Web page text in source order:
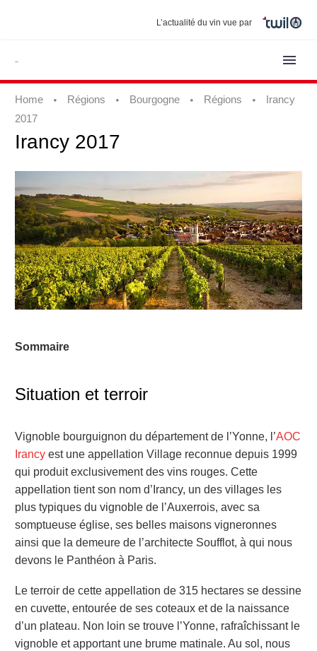
L’actualité du vin vue par
Home Régions Bourgogne Régions
Irancy
2017
Irancy 2017
Sommaire
Situation et terroir
Vignoble bourguignon du département de l’Yonne, l’AOC
Irancy est une appellation Village reconnue depuis 1999
qui produit exclusivement des vins rouges. Cette
appellation tient son nom d’Irancy, un des villages les
plus typiques du vignoble de l’Auxerrois, avec sa
somptueuse église, ses belles maisons vigneronnes
ainsi que la demeure de l’architecte Soufflot, à qui nous
devons le Panthéon à Paris.
Le terroir de cette appellation de 315 hectares se dessine
en cuvette, entourée de ses coteaux et de la naissance
d’un plateau. Non loin se trouve l’Yonne, rafraîchissant le
vignoble et apportant une brume matinale. Au sol, nous